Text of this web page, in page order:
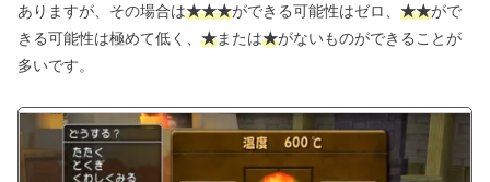
ありますが、その場合は★★★ができる可能性はゼロ、 ★★がで
きる可能性は極めて低く、 ★または★がないものができることが
多いです。